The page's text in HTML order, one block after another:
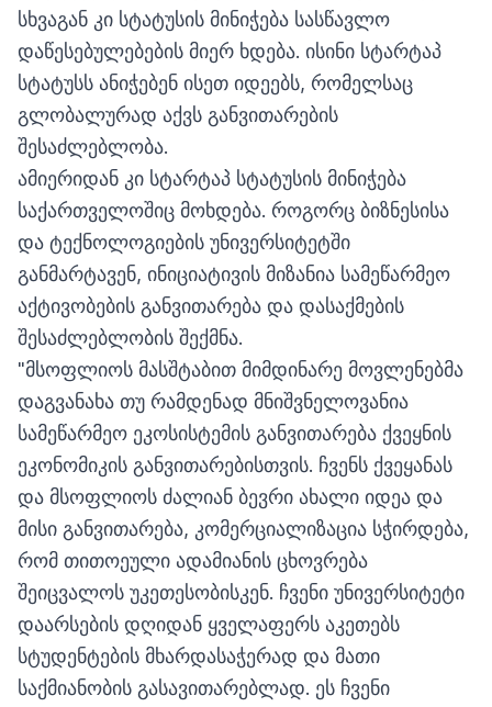
სხვაგან კი სტატუსის მინიჭება სასწავლო
დაწესებულებების მიერ ხდება. ისინი სტარტაპ
სტატუსს ანიჭებენ ისეთ იდეებს, რომელსაც
გლობალურად აქვს განვითარების
შესაძლებლობა.
ამიერიდან კი სტარტაპ სტატუსის მინიჭება
საქართველოშიც მოხდება. როგორც ბიზნესისა
და ტექნოლოგიების უნივერსიტეტში
განმარტავენ, ინიციატივის მიზანია სამეწარმეო
აქტივობების განვითარება და დასაქმების
შესაძლებლობის შექმნა.
"მსოფლიოს მასშტაბით მიმდინარე მოვლენებმა
დაგვანახა თუ რამდენად მნიშვნელოვანია
სამეწარმეო ეკოსისტემის განვითარება ქვეყნის
ეკონომიკის განვითარებისთვის. ჩვენს ქვეყანას
და მსოფლიოს ძალიან ბევრი ახალი იდეა და
მისი განვითარება, კომერციალიზაცია სჭირდება,
რომ თითოეული ადამიანის ცხოვრება
შეიცვალოს უკეთესობისკენ. ჩვენი უნივერსიტეტი
დაარსების დღიდან ყველაფერს აკეთებს
სტუდენტების მხარდასაჭერად და მათი
საქმიანობის გასავითარებლად. ეს ჩვენი